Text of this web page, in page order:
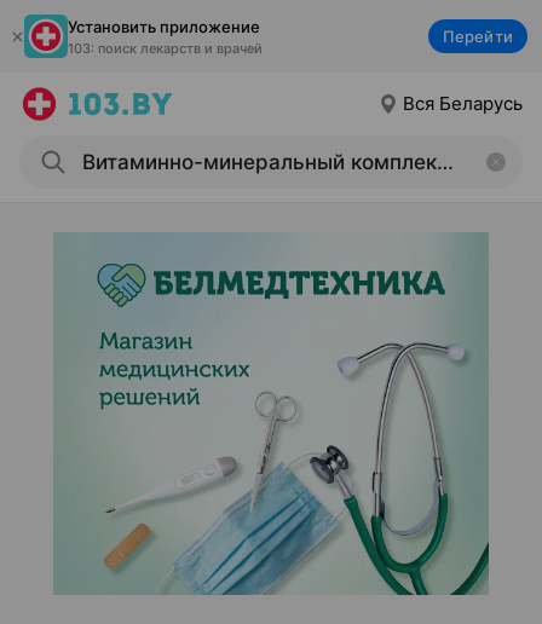
Установить приложение
103: поиск лекарств и врачей
Перейти
Вся Беларусь